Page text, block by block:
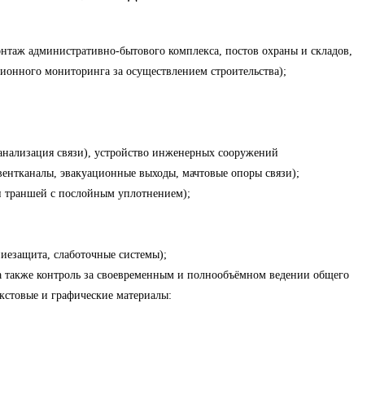
административно-бытового комплекса, постов охраны и складов,
мониторинга за осуществлением строительства);
связи), устройство инженерных сооружений
эвакуационные выходы, мачтовые опоры связи);
траншей с послойным уплотнением);
слаботочные системы);
контроль за своевременным и полнообъёмном ведении общего
и графические материалы: